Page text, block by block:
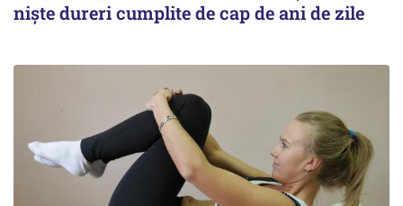
niște dureri cumplite de cap de ani de zile